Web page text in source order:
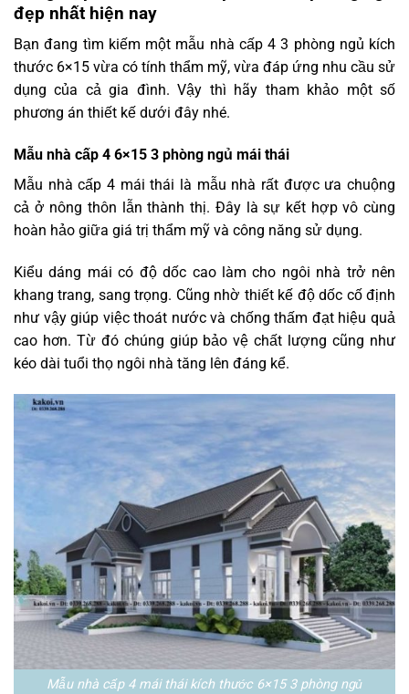
đẹp nhất hiện nay
Bạn đang tìm kiếm một mẫu nhà cấp 4 3 phòng ngủ kích
thước 6×15 vừa có tính thẩm mỹ, vừa đáp ứng nhu cầu sử
dụng của cả gia đình. Vậy thì hãy tham khảo một số
phương án thiết kế dưới đây nhé.
Mẫu nhà cấp 4 6×15 3 phòng ngủ mái thái
Mẫu nhà cấp 4 mái thái là mẫu nhà rất được ưa chuộng
cả ở nông thôn lẫn thành thị. Đây là sự kết hợp vô cùng
hoàn hảo giữa giá trị thẩm mỹ và công năng sử dụng.
Kiểu dáng mái có độ dốc cao làm cho ngôi nhà trở nên
khang trang, sang trọng. Cũng nhờ thiết kế độ dốc cố định
như vậy giúp việc thoát nước và chống thấm đạt hiệu quả
cao hơn. Từ đó chúng giúp bảo vệ chất lượng cũng như
kéo dài tuổi thọ ngôi nhà tăng lên đáng kể.
Mẫu nhà cấp 4 mái thái kích thước 6×15 3 phòng ngủ